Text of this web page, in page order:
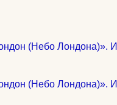
(Небо Лондона)».
(Небо Лондона)».